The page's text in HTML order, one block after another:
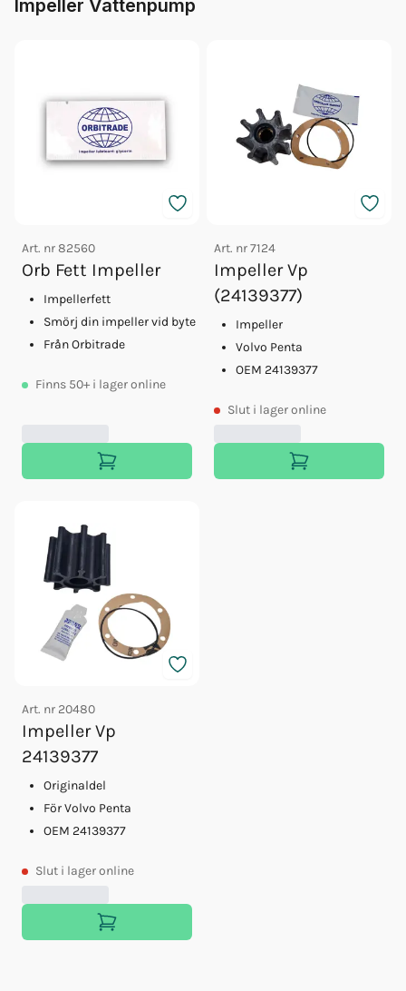
Impeller Vattenpump
Art. nr82560
Orb Fett Impeller
Impellerfett
Smörj din impeller vid byte
Från Orbitrade
Finns 50+ i lager online
Art. nr7124
Impeller Vp
(24139377)
Impeller
Volvo Penta
OEM 24139377
Slut i lager online
Art. nr 20480
Impeller Vp
24139377
Originaldel
För Volvo Penta
OEM 24139377
Slut i lager online